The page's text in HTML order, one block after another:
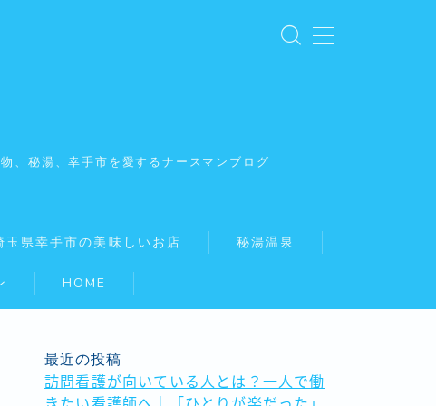
、秘湯、幸手市を愛するナースマンブログ
玉県幸手市の美味しいお店 秘湯温泉
HOME
最近の投稿
訪問看護が向いている人とは？一人で働